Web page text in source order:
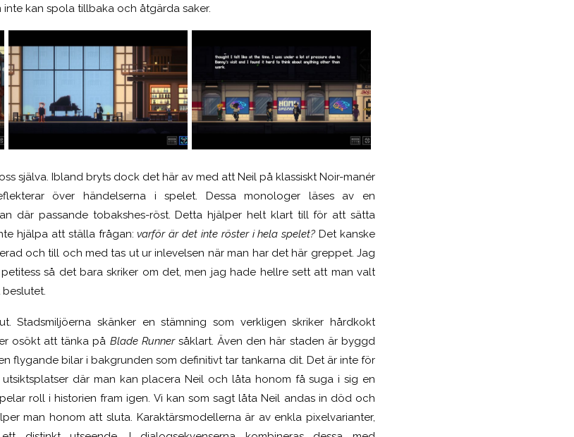
kan spola tillbaka och åtgärda saker.
själva. Ibland bryts dock det här av med att Neil på klassiskt Noir-manér
över händelserna i spelet. Dessa monologer läses av en
där passande tobakshes-röst. Detta hjälper helt klart till för att sätta
hjälpa att ställa frågan: varför är det inte röster i hela spelet? Det kanske
och till och med tas ut ur inlevelsen när man har det här greppet. Jag
så det bara skriker om det, men jag hade hellre sett att man valt
Stadsmiljöerna skänker en stämning som verkligen skriker hårdkokt
osökt att tänka på Blade Runner såklart. Även den här staden är byggd
flygande bilar i bakgrunden som definitivt tar tankarna dit. Det är inte för
där man kan placera Neil och låta honom få suga i sig en
roll i historien fram igen. Vi kan som sagt låta Neil andas in död och
man honom att sluta. Karaktärsmodellerna är av enkla pixelvarianter,